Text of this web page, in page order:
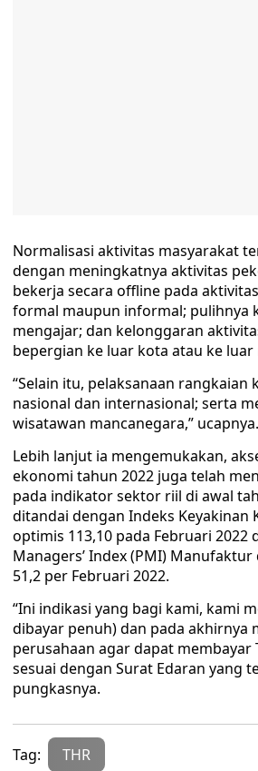
Normalisasi aktivitas masyarakat
dengan meningkatnya aktivitas
bekerja secara offline pada
formal maupun informal; pulihnya
mengajar; dan kelonggaran
bepergian ke luar kota atau ke luar
“Selain itu, pelaksanaan rangkaian
nasional dan internasional; serta
wisatawan mancanegara,” ucapnya.
Lebih lanjut ia mengemukakan,
ekonomi tahun 2022 juga telah
pada indikator sektor riil di awal
ditandai dengan Indeks Keyakinan
optimis 113,10 pada Februari 2022
Managers’ Index (PMI)
51,2 per Februari 2022.
“Ini indikasi yang bagi kami, kami
dibayar penuh) dan pada akhirnya
perusahaan agar dapat membayar
sesuai dengan Surat Edaran yang
pungkasnya.
Tag: THR